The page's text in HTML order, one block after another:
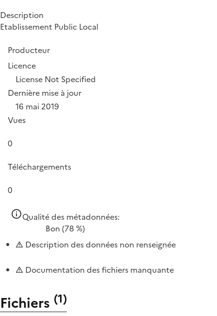
Description
Etablissement Public Local
Producteur
Licence
License Not Specified
Dernière mise à jour
16 mai 2019
Vues
0
Téléchargements
0
Qualité des métadonnées:
Bon (78 %)
Description des données non renseignée
Documentation des fichiers manquante
Fichiers (1)